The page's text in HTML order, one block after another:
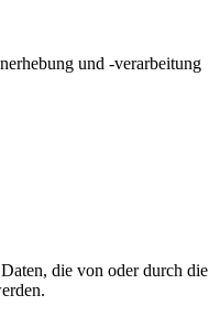
und -verarbeitung
die von oder durch die